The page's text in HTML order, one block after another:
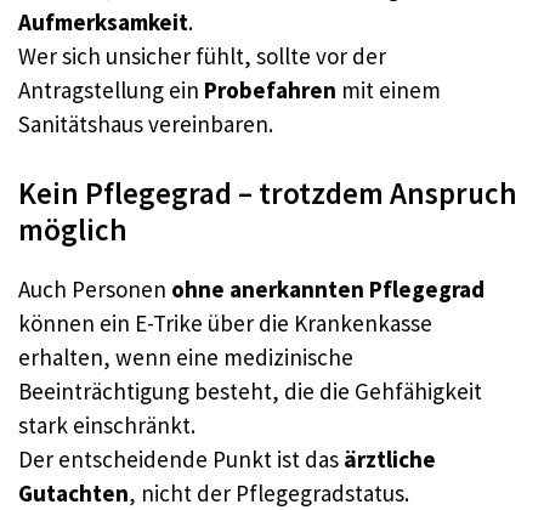
Aufmerksamkeit.
Wer sich unsicher fühlt, sollte vor der
Antragstellung ein Probefahren mit einem
Sanitätshaus vereinbaren.
Kein Pflegegrad – trotzdem Anspruch
möglich
Auch Personen ohne anerkannten Pflegegrad
können ein E-Trike über die Krankenkasse
erhalten, wenn eine medizinische
Beeinträchtigung besteht, die die Gehfähigkeit
stark einschränkt.
Der entscheidende Punkt ist das ärztliche
Gutachten, nicht der Pflegegradstatus.